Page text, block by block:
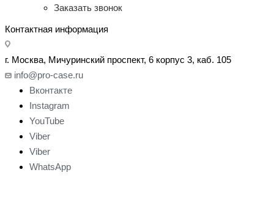
Заказать звонок
Контактная информация
г. Москва, Мичуринский проспект, 6 корпус 3, каб. 105
info@pro-case.ru
Вконтакте
Instagram
YouTube
Viber
Viber
WhatsApp